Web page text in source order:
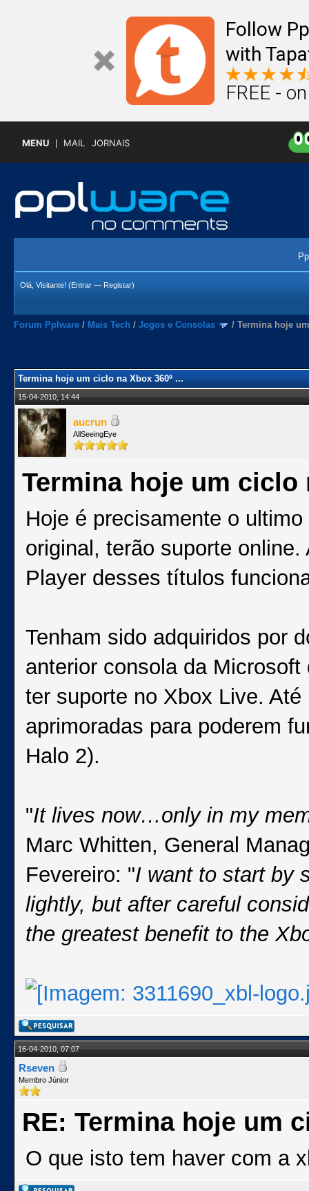
Follow
with
FREE -
MENU MAIL JORNAIS
Olá, Visitante! (Entrar — Registar)
Forum Pplware / Mais Tech / Jogos e Consolas / Termina hoje
Termina hoje um ciclo na Xbox 360º ...
15-04-2010, 14:44
aucrun
AllSeeingEye
Termina hoje um ciclo
Hoje é precisamente o
original, terão suporte
Player desses títulos
Tenham sido adquiridos por
anterior consola da
ter suporte no Xbox Live.
aprimoradas para poderem
Halo 2).
"It lives now…only in my
Marc Whitten, General
Fevereiro: "I want to start by
lightly, but after careful
the greatest benefit to the
16-04-2010, 07:07
Rseven
Membro Júnior
RE: Termina hoje um
O que isto tem haver com a